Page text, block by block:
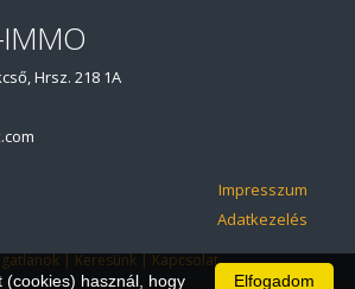
Hrsz. 218 1A
Impresszum
Adatkezelés
|Keresünk|Kapcsolat
Elfogadom
(cookies) használ, hogy